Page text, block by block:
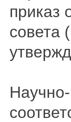
приказ
совета